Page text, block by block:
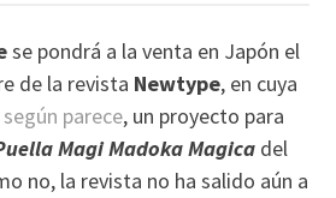
se pondrá a la venta en Japón el
de la revista Newtype, en cuya
según parece, un proyecto para
Magi MadokaMagica del
no, la revista no ha salido aún a